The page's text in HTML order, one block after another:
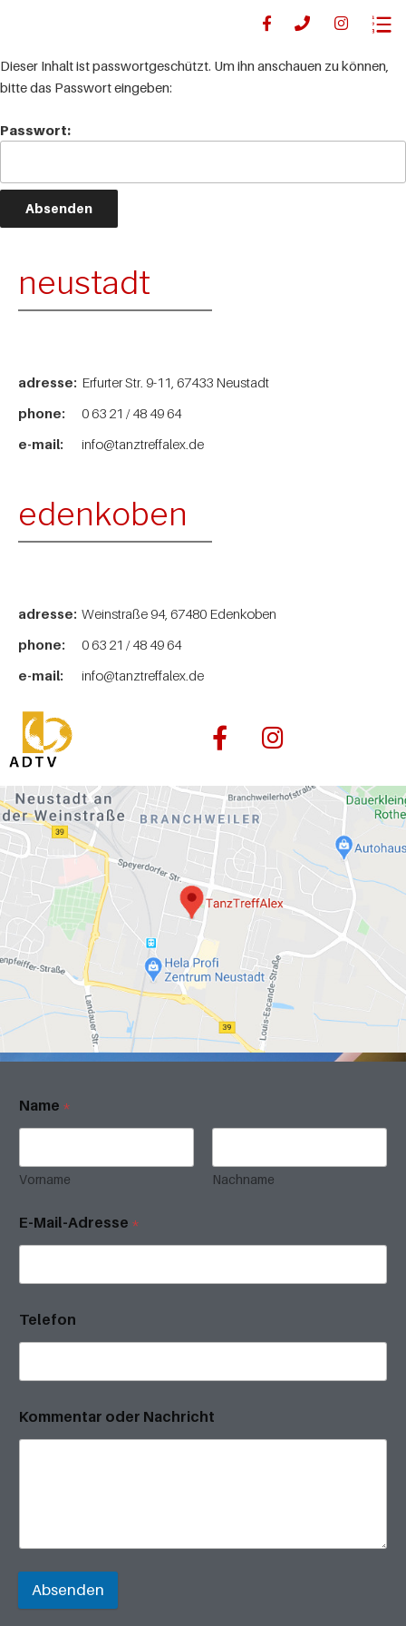
Dieser Inhalt ist passwortgeschützt. Um ihn anschauen zu können,
bitte das Passwort eingeben:
Passwort:
neustadt
adresse: Erfurter Str. 9-11, 67433 Neustadt
phone:
0 63 21 / 48 49 64
e-mail:
info@tanztreffalex.de
edenkoben
adresse: Weinstraße 94, 67480 Edenkoben
phone:
0 63 21 / 48 49 64
e-mail:
info@tanztreffalex.de
Name *
Vorname Nachname
E-Mail-Adresse *
Telefon
Kommentar oder Nachricht
Absenden